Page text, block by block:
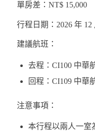
單房差：NT$ 15,000
行程日期：2026 年 12
建議航班：
去程：CI100 中華
回程：CI109 中華
注意事項：
本行程以兩人一室